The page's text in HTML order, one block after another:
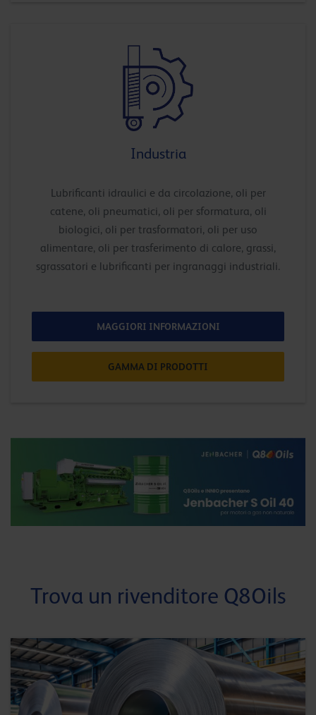
Industria
Lubrificanti idraulici e da circolazione, oli per
catene, oli pneumatici, oli per sformatura, oli
biologici, oli per trasformatori, oli per uso
alimentare, oli per trasferimento di calore, grassi,
sgrassatori e lubrificanti per ingranaggi industriali.
MAGGIORI INFORMAZIONI
GAMMA DI PRODOTTI
Trova un rivenditore Q8Oils